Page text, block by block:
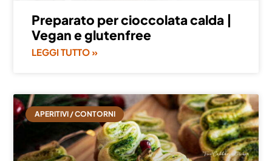
Preparato per cioccolata calda |
Vegan e glutenfree
LEGGI TUTTO »
APERITIVI / CONTORNI